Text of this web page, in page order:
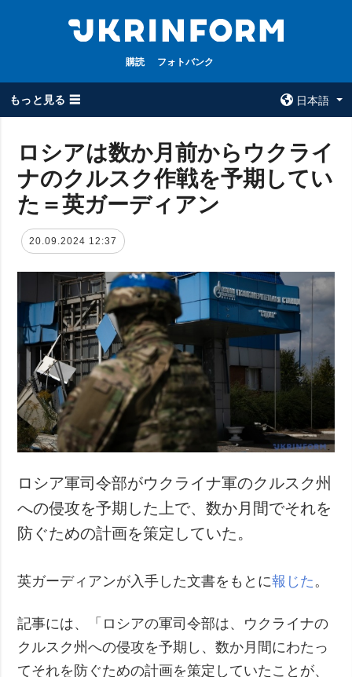
購読 フォトバンク
もっと見る ☰
日本語
全てのトピック
戦争
政治
経済・復興
防衛
社会・文化
スポーツ
犯罪
事故・緊急事態
ウクルインフォ
ルム
追加
特集
インタビュー
写真
動画
サービス
購読
フォトバンク
ロシアは数か月前からウクライ
ナのクルスク作戦を予期してい
た＝英ガーディアン
20.09.2024 12:37
ロシア軍司令部がウクライナ軍のクルスク州
への侵攻を予期した上で、数か月間でそれを
防ぐための計画を策定していた。
英ガーディアンが入手した文書をもとに報じた 。
記事には、「ロシアの軍司令部は、ウクライナの
クルスク州への侵攻を予期し、数か月間にわたっ
てそれを防ぐための計画を策定していたことが、